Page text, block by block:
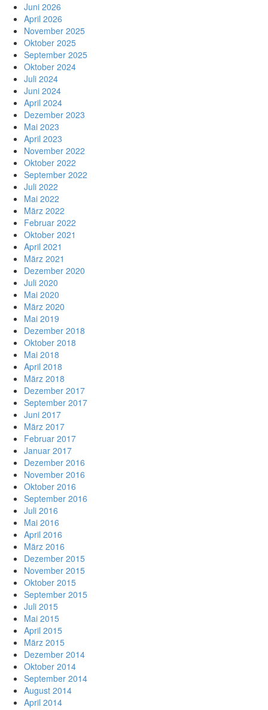
Juni 2026
April 2026
November 2025
Oktober 2025
September 2025
Oktober 2024
Juli 2024
Juni 2024
April 2024
Dezember 2023
Mai 2023
April 2023
November 2022
Oktober 2022
September 2022
Juli 2022
Mai 2022
März 2022
Februar 2022
Oktober 2021
April 2021
März 2021
Dezember 2020
Juli 2020
Mai 2020
März 2020
Mai 2019
Dezember 2018
Oktober 2018
Mai 2018
April 2018
März 2018
Dezember 2017
September 2017
Juni 2017
März 2017
Februar 2017
Januar 2017
Dezember 2016
November 2016
Oktober 2016
September 2016
Juli 2016
Mai 2016
April 2016
März 2016
Dezember 2015
November 2015
Oktober 2015
September 2015
Juli 2015
Mai 2015
April 2015
März 2015
Dezember 2014
Oktober 2014
September 2014
August 2014
April 2014